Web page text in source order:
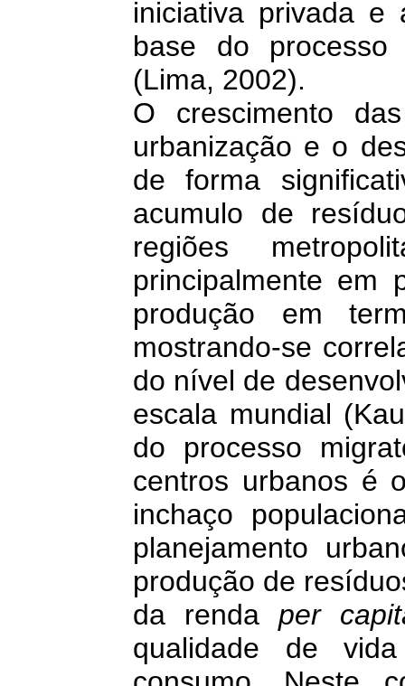
iniciativa privada e
base do processo
(Lima, 2002).
O crescimento
urbanização e o
de forma
acumulo de
regiões
principalmente em
produção em
mostrando-se
do nível de
escala mundial
do processo
centros urbanos é
inchaço
planejamento
produção de
da renda per
qualidade de